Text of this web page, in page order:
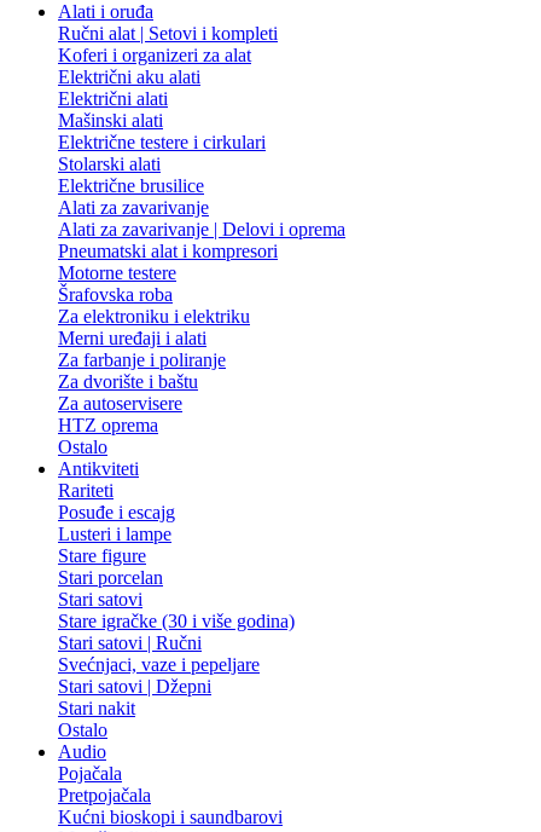
Alati i oruđa
Ručni alat | Setovi i kompleti
Koferi i organizeri za alat
Električni aku alati
Električni alati
Mašinski alati
Električne testere i cirkulari
Stolarski alati
Električne brusilice
Alati za zavarivanje
Alati za zavarivanje | Delovi i oprema
Pneumatski alat i kompresori
Motorne testere
Šrafovska roba
Za elektroniku i elektriku
Merni uređaji i alati
Za farbanje i poliranje
Za dvorište i baštu
Za autoservisere
HTZ oprema
Ostalo
Antikviteti
Rariteti
Posuđe i escajg
Lusteri i lampe
Stare figure
Stari porcelan
Stari satovi
Stare igračke (30 i više godina)
Stari satovi | Ručni
Svećnjaci, vaze i pepeljare
Stari satovi | Džepni
Stari nakit
Ostalo
Audio
Pojačala
Pretpojačala
Kućni bioskopi i saundbarovi